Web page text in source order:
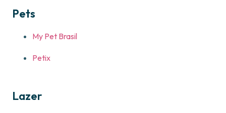
Pets
My Pet Brasil
Petix
Lazer